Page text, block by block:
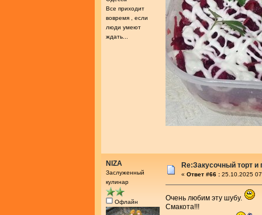
Все приходит
вовремя , если
люди умеют
ждать...
NIZA
Заслуженный
кулинар
Офлайн
Re:Закусочный торт
« Ответ #66 : 25.10.2025
Очень любим эту шубу.
Смакота!!!